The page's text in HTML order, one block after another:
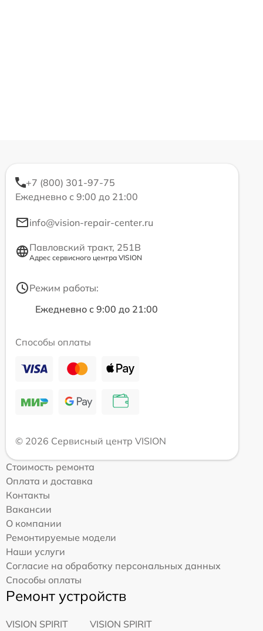
+7 (800) 301-97-75
Ежедневно с 9:00 до 21:00
info@vision-repair-center.ru
Павловский тракт, 251В
Адрес сервисного центра VISION
Режим работы:
Ежедневно с 9:00 до 21:00
Способы оплаты
© 2026 Сервисный центр VISION
Стоимость ремонта
Оплата и доставка
Контакты
Вакансии
О компании
Ремонтируемые модели
Наши услуги
Согласие на обработку персональных данных
Способы оплаты
Ремонт устройств
VISION SPIRIT
VISION SPIRIT